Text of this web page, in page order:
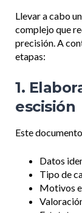
Llevar a cabo
complejo que
precisión. A
etapas:
1.
escisión
Este
Datos
Tipo de
Motivos